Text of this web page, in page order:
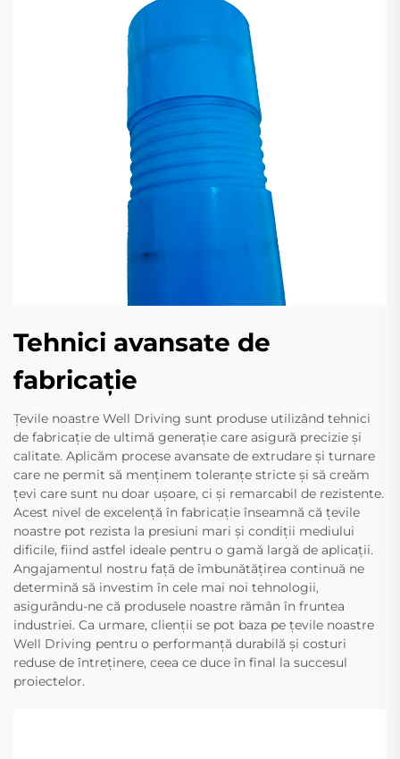
Tehnici avansate de
fabricație
Țevile noastre Well Driving sunt produse utilizând tehnici
de fabricație de ultimă generație care asigură precizie și
calitate. Aplicăm procese avansate de extrudare și turnare
care ne permit să menținem toleranțe stricte și să creăm
țevi care sunt nu doar ușoare, ci și remarcabil de rezistente.
Acest nivel de excelență în fabricație înseamnă că țevile
noastre pot rezista la presiuni mari și condiții mediului
dificile, fiind astfel ideale pentru o gamă largă de aplicații.
Angajamentul nostru față de îmbunătățirea continuă ne
determină să investim în cele mai noi tehnologii,
asigurându-ne că produsele noastre rămân în fruntea
industriei. Ca urmare, clienții se pot baza pe țevile noastre
Well Driving pentru o performanță durabilă și costuri
reduse de întreținere, ceea ce duce în final la succesul
proiectelor.